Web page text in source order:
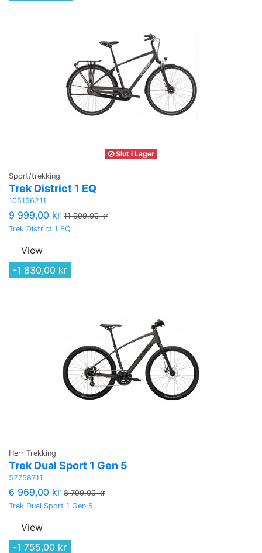
Slut i Lager
Sport/trekking
Trek District 1 EQ
105156211
9 999,00 kr 11 999,00 kr
Trek District 1 EQ
View
-1 830,00 kr
Herr Trekking
Trek Dual Sport 1 Gen 5
52758711
6 969,00 kr 8 799,00 kr
Trek Dual Sport 1 Gen 5
View
-1 755,00 kr